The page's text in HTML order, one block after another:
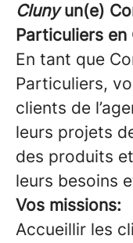
Clunyun(e)
Particuliers en
En tant que
Particuliers,
clients de
leurs projets
des produits
leurs besoins
Vos missions:
Accueillir les